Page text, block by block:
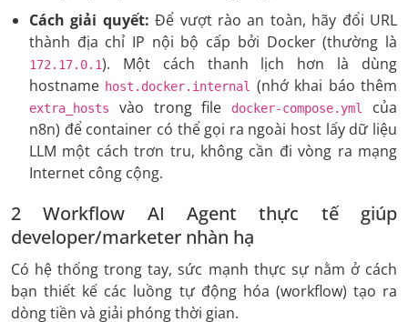
Cách giải quyết: Để vượt rào an toàn, hãy đổi URL
thành địa chỉ IP nội bộ cấp bởi Docker (thường là
172.17.0.1). Một cách thanh lịch hơn là dùng
hostname host.docker.internal (nhớ khai báo thêm
extra_hosts vào trong file docker-compose.yml
của
n8n) để container có thể gọi ra ngoài host lấy dữ liệu
LLM một cách trơn tru, không cần đi vòng ra mạng
Internet công cộng.
2 Workflow AI Agent thực tế giúp
developer/marketer nhàn hạ
Có hệ thống trong tay, sức mạnh thực sự nằm ở cách
bạn thiết kế các luồng tự động hóa (workflow) tạo ra
dòng tiền và giải phóng thời gian.